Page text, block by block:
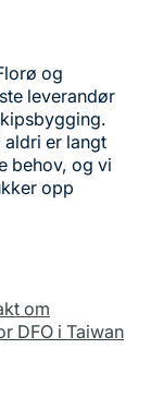
og
leverandør
er langt
behov, og vi
opp
om
DFO i Taiwan